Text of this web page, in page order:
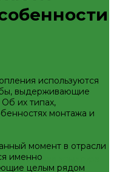
арматура
используются
выдерживающие
их типах,
монтажа и
момент в отрасли
именно
целым рядом